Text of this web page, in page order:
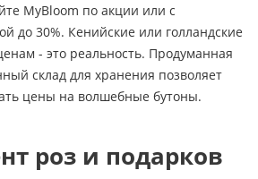
MyBloom по акции или с
до 30%. Кенийские или голландские
- это реальность. Продуманная
склад для хранения позволяет
цены на волшебные бутоны.
роз и подарков